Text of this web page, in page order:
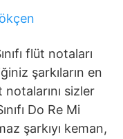
flüt notaları
şarkıların en
sizler
Do Re Mi
şarkıyı keman,